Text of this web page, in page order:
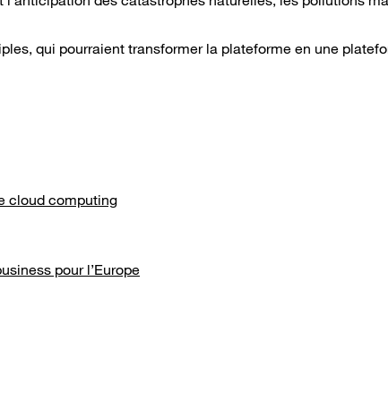
qui pourraient transformer la plateforme en une
cloud computing
pour l’Europe